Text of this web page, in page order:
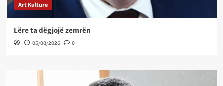
Art Kulture
Lëre ta dëgjojë zemrën
05/08/2026 0